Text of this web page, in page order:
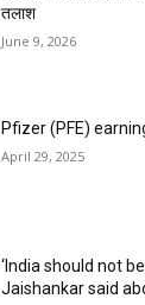
तलाश
June 9, 2026
Pfizer (PFE)
April 29, 2025
‘India should not
Jaishankar said